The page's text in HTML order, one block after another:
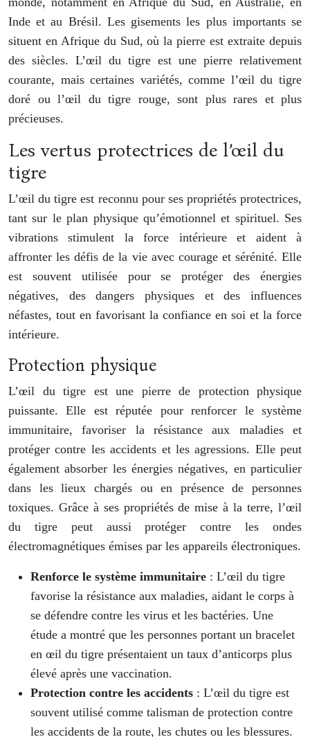
Inde et au Brésil. Les gisements les plus importants se
situent en Afrique du Sud, où la pierre est extraite depuis
des siècles. L’œil du tigre est une pierre relativement
courante, mais certaines variétés, comme l’œil du tigre
doré ou l’œil du tigre rouge, sont plus rares et plus
précieuses.
Les vertus protectrices de l’œil du
tigre
L’œil du tigre est reconnu pour ses propriétés protectrices,
tant sur le plan physique qu’émotionnel et spirituel. Ses
vibrations stimulent la force intérieure et aident à
affronter les défis de la vie avec courage et sérénité. Elle
est souvent utilisée pour se protéger des énergies
négatives, des dangers physiques et des influences
néfastes, tout en favorisant la confiance en soi et la force
intérieure.
Protection physique
L’œil du tigre est une pierre de protection physique
puissante. Elle est réputée pour renforcer le système
immunitaire, favoriser la résistance aux maladies et
protéger contre les accidents et les agressions. Elle peut
également absorber les énergies négatives, en particulier
dans les lieux chargés ou en présence de personnes
toxiques. Grâce à ses propriétés de mise à la terre, l’œil
du tigre peut aussi protéger contre les ondes
électromagnétiques émises par les appareils électroniques.
Renforce le système immunitaire : L’œil du tigre
favorise la résistance aux maladies, aidant le corps à
se défendre contre les virus et les bactéries. Une
étude a montré que les personnes portant un bracelet
en œil du tigre présentaient un taux d’anticorps plus
élevé après une vaccination.
Protection contre les accidents : L’œil du tigre est
souvent utilisé comme talisman de protection contre
les accidents de la route, les chutes ou les blessures.